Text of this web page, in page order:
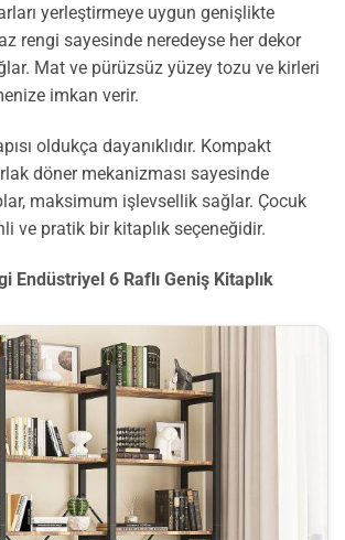
yerleştirmeye uygun genişlikte
rengi sayesinde neredeyse her dekor
Mat ve pürüzsüz yüzey tozu ve kirleri
imkan verir.
oldukça dayanıklıdır. Kompakt
döner mekanizması sayesinde
maksimum işlevsellik sağlar. Çocuk
ve pratik bir kitaplık seçeneğidir.
Endüstriyel 6 Raflı Geniş Kitaplık